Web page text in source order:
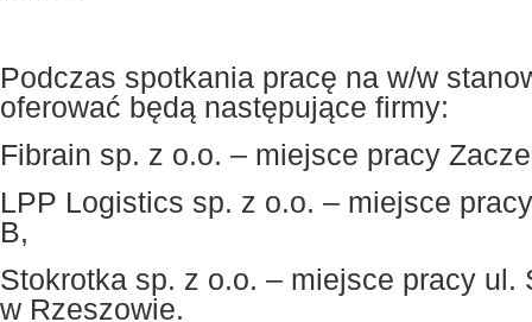
Podczas spotkania pracę na w/w
oferować będą następujące firmy:
Fibrain sp. z o.o. – miejsce pracy
LPP Logistics sp. z o.o. – miejsce
B,
Stokrotka sp. z o.o. – miejsce pracy ul.
w Rzeszowie.